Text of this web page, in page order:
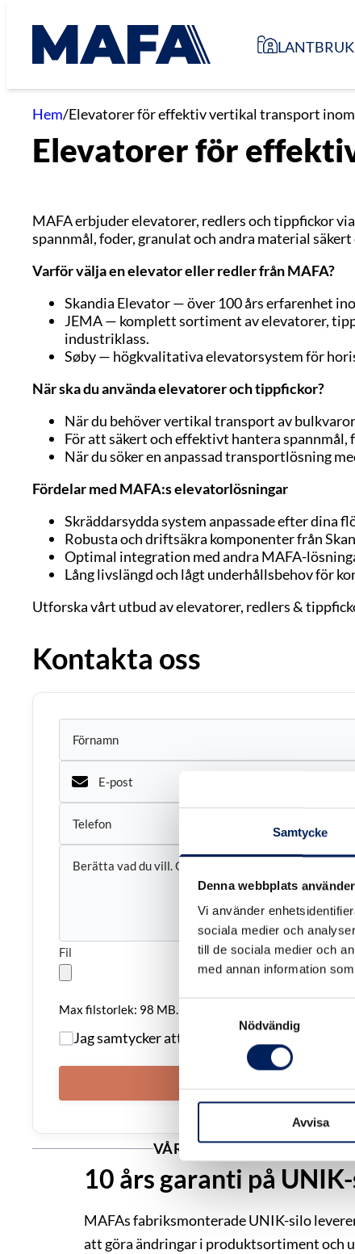
Samtycke
Denna webbplats
Vi använder
sociala medier och
till de sociala medier och
med annan information
Nödvändig
Avvisa
innehåll
LANTBRUK
Hem/Elevatorer för effektiv vertikal transport
Elevatorer för
MAFA erbjuder elevatorer, redlers och tippfickor
spannmål, foder, granulat och andra material
Varför välja en elevator eller redler från MAFA?
Skandia Elevator — över 100 års erfarenhet
JEMA — komplett sortiment av elevatorer,
industriklass.
Søby — högkvalitativa elevatorsystem för
När ska du använda elevatorer och tippfickor?
När du behöver vertikal transport av
För att säkert och effektivt hantera
När du söker en anpassad transportlösning
Fördelar med MAFA:s elevatorlösningar
Skräddarsydda system anpassade efter dina
Robusta och driftsäkra komponenter från
Optimal integration med andra MAFA-
Lång livslängd och lågt underhållsbehov för
Utforska vårt utbud av elevatorer, redlers &
Kontakta oss
Namn
E-
post*
Telefon
Kommentarer
Fil
Max filstorlek: 98 MB.
Samtycke*
Jag samtycker att mina personuppgifter
VÅR KVALITET
10 års garanti på
MAFAs fabriksmonterade UNIK-silo
att göra ändringar i produktsortiment och